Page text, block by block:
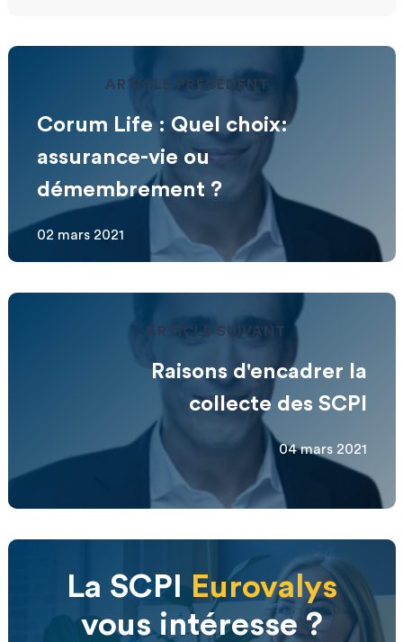
ARTICLE PRÉCÉDENT
Corum Life : Quel choix:
assurance-vie ou
démembrement ?
02 mars 2021
ARTICLE SUIVANT
Raisons d'encadrer la
collecte des SCPI
04 mars 2021
La SCPI
Eurovalys
vous intéresse ?